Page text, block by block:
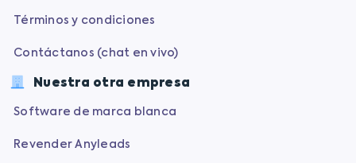
Términos y condiciones
Contáctanos (chat en vivo)
Nuestra otra empresa
Software de marca blanca
Revender Anyleads